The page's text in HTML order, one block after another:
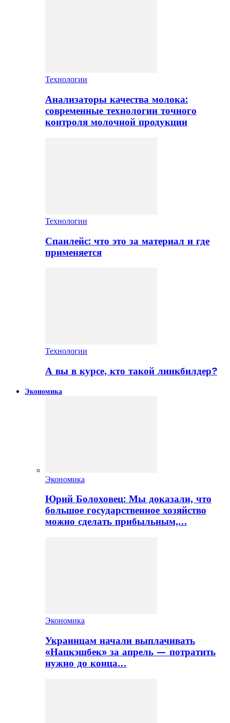
Технологии
Анализаторы качества молока:
современные технологии точного
контроля молочной продукции
Технологии
Спанлейс: что это за материал и где
применяется
Технологии
А вы в курсе, кто такой линкбилдер?
Экономика
Экономика
Юрий Болоховец: Мы доказали, что
большое государственное хозяйство
можно сделать прибыльным,…
Экономика
Украинцам начали выплачивать
«Нацкэшбек» за апрель — потратить
нужно до конца…